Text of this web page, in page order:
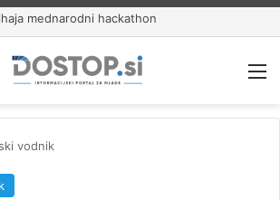
mednarodni hackathon
vodnik